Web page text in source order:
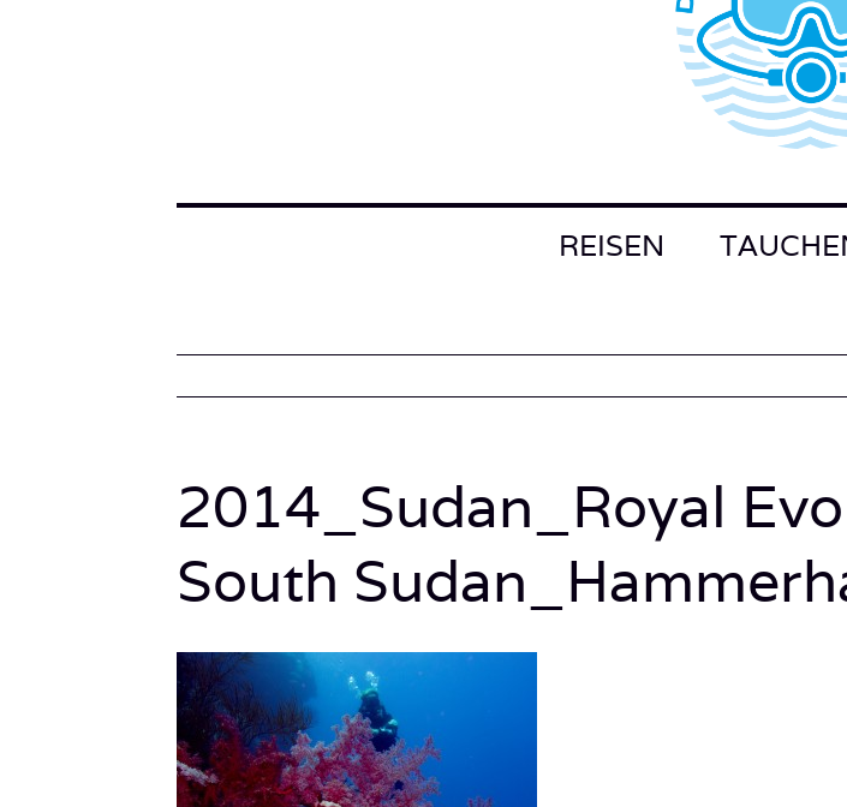
REISEN
2014_Sudan_Royal
South